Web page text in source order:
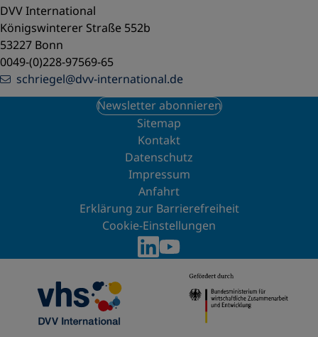
DVV International
Königswinterer Straße 552b
53227 Bonn
0049-(0)228-97569-65
schriegel@dvv-international.de
Newsletter abonnieren
Sitemap
Kontakt
Datenschutz
Impressum
Anfahrt
Erklärung zur Barrierefreiheit
Cookie-Einstellungen